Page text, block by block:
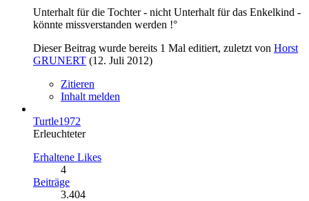
Unterhalt für die Tochter - nicht Unterhalt für das Enkelkind -
könnte missverstanden werden !°
Dieser Beitrag wurde bereits 1 Mal editiert, zuletzt von Horst
GRUNERT (12. Juli 2012)
Zitieren
Inhalt melden
Turtle1972
Erleuchteter
Erhaltene Likes
4
Beiträge
3.404